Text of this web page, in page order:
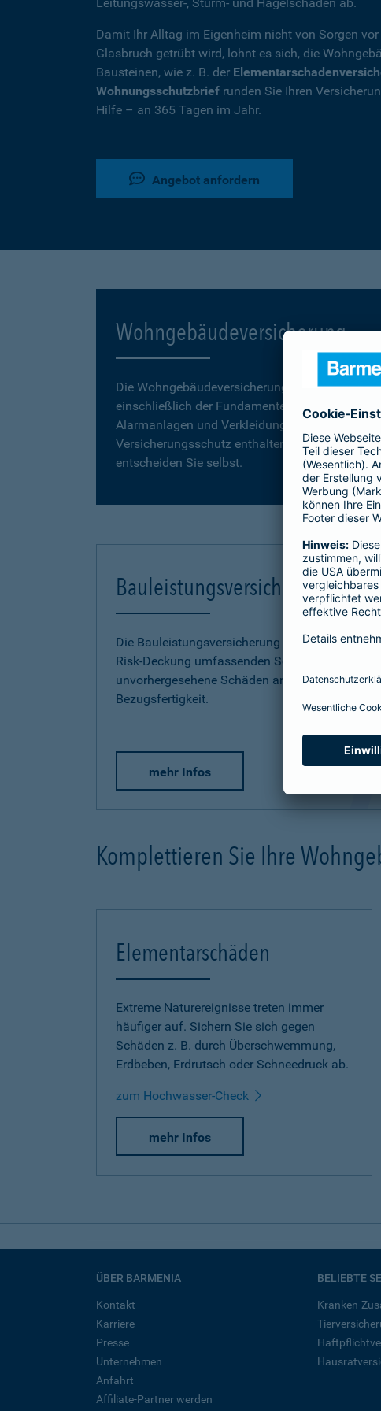
Damit Ihr Alltag im Eigenheim nicht von Sorgen
Glasbruch getrübt wird, lohnt es sich, die
Bausteinen, wie z. B. der
Wohnungsschutzbrief runden Sie Ihren
Hilfe – an 365 Tagen im Jahr.
Angebot anfordern
Wohngebäudeversicherung
Die Wohngebäudeversicherung umfasst das
einschließlich der Fundamente, Grund- und
Alarmanlagen und Verkleidungen, wie z. B.
Versicherungsschutz enthalten. Vergleichen
entscheiden Sie selbst.
Bauleistungsversicherung
Die Bauleistungsversicherung der Barmenia
Risk-Deckung umfassenden Schutz vor
unvorhergesehene Schäden an Ihrem Neubau -
Bezugsfertigkeit.
mehr Infos
Komplettieren Sie Ihre
Elementarschäden
Extreme Naturereignisse treten immer
häufiger auf. Sichern Sie sich gegen
Schäden z. B. durch Überschwemmung,
Erdbeben, Erdrutsch oder Schneedruck ab.
zum Hochwasser-Check
mehr Infos
ÜBER BARMENIA
Kontakt
Karriere
Presse
Unternehmen
Anfahrt
Affiliate-Partner werden
BELIEBTE
Kranken-